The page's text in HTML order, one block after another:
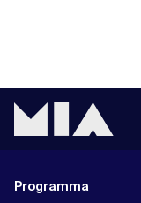
Programma